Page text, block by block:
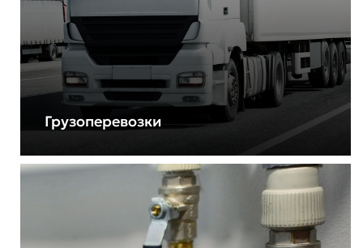
Грузоперевозки